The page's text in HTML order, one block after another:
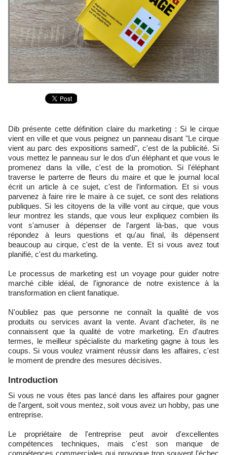
Dib présente cette définition claire du marketing : Si le cirque
vient en ville et que vous peignez un panneau disant "Le cirque
vient au parc des expositions samedi", c'est de la publicité. Si
vous mettez le panneau sur le dos d'un éléphant et que vous le
promenez dans la ville, c'est de la promotion. Si l'éléphant
traverse le parterre de fleurs du maire et que le journal local
écrit un article à ce sujet, c'est de l’information. Et si vous
parvenez à faire rire le maire à ce sujet, ce sont des relations
publiques. Si les citoyens de la ville vont au cirque, que vous
leur montrez les stands, que vous leur expliquez combien ils
vont s'amuser à dépenser de l'argent là-bas, que vous
répondez à leurs questions et qu'au final, ils dépensent
beaucoup au cirque, c'est de la vente. Et si vous avez tout
planifié, c'est du marketing.
Le processus de marketing est un voyage pour guider notre
marché cible idéal, de l'ignorance de notre existence à la
transformation en client fanatique.
N'oubliez pas que personne ne connaît la qualité de vos
produits ou services avant la vente. Avant d'acheter, ils ne
connaissent que la qualité de votre marketing. En d'autres
termes, le meilleur spécialiste du marketing gagne à tous les
coups. Si vous voulez vraiment réussir dans les affaires, c'est
le moment de prendre des mesures décisives.
Introduction
Si vous ne vous êtes pas lancé dans les affaires pour gagner
de l'argent, soit vous mentez, soit vous avez un hobby, pas une
entreprise.
Le propriétaire de l'entreprise peut avoir d'excellentes
compétences techniques, mais c'est son manque de
compétences commerciales qui provoque trop souvent l'échec